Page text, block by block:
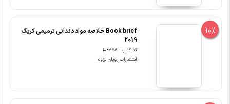
10%
Book brief خلاصه مواد دندانی ترمیمی کریگ
2019
کد کتاب : 106858
انتشارات رویان پژوه